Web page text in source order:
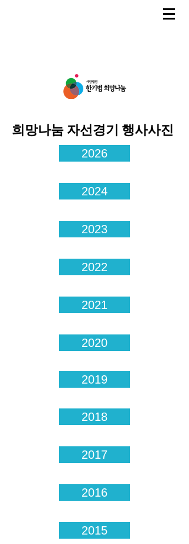
​희망나눔 자선경기 행사사진
2026
2024
2023
2022
2021
2020
2019
2018
2017
2016
2015